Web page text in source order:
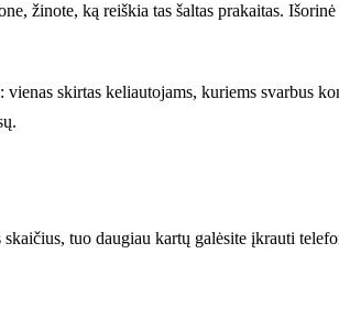
žinote, ką reiškia tas šaltas prakaitas. Išorinė
skirtas keliautojams, kuriems svarbus
tuo daugiau kartų galėsite įkrauti